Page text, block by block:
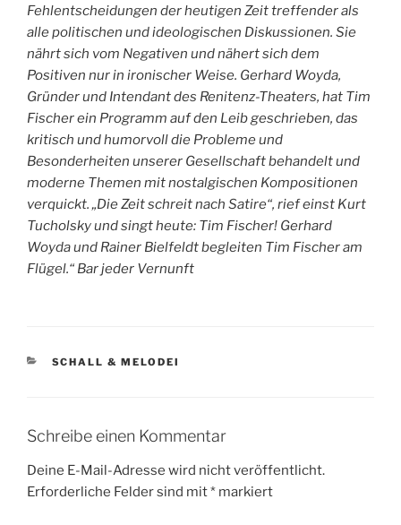
Fehlentscheidungen der heutigen Zeit treffender als
alle politischen und ideologischen Diskussionen. Sie
nährt sich vom Negativen und nähert sich dem
Positiven nur in ironischer Weise. Gerhard Woyda,
Gründer und Intendant des Renitenz-Theaters, hat Tim
Fischer ein Programm auf den Leib geschrieben, das
kritisch und humorvoll die Probleme und
Besonderheiten unserer Gesellschaft behandelt und
moderne Themen mit nostalgischen Kompositionen
verquickt. „Die Zeit schreit nach Satire“, rief einst Kurt
Tucholsky und singt heute: Tim Fischer! Gerhard
Woyda und Rainer Bielfeldt begleiten Tim Fischer am
Flügel.“ Bar jeder Vernunft
KATEGORIEN
SCHALL & MELODEI
Schreibe einen Kommentar
Deine E-Mail-Adresse wird nicht veröffentlicht.
Erforderliche Felder sind mit* markiert